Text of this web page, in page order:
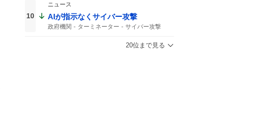
筑後地方
津波の心配はありません
震源の深さ
緊急地震速報
地震速報
鹿児島県
地震の規模
10
ニュース
AIが指示なくサイバー攻撃
政府機関 ターミネーター サイバー攻撃
20位まで見る